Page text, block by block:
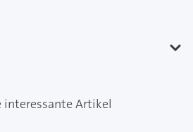
interessante Artikel